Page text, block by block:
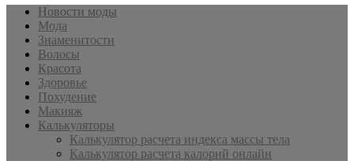
Новости моды
Мода
Знаменитости
Волосы
Красота
Здоровье
Похудение
Макияж
Калькуляторы
Калькулятор расчета индекса массы тела
Калькулятор расчета калорий онлайн